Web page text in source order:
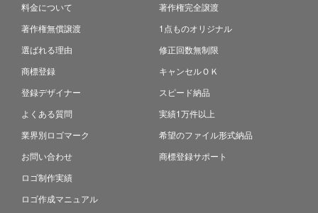
料金について
著作権無償譲渡
選ばれる理由
商標登録
登録デザイナー
よくある質問
業界別ロゴマーク
お問い合わせ
ロゴ制作実績
ロゴ作成マニュアル
著作権完全譲渡
1点ものオリジナル
修正回数無制限
キャンセルＯＫ
スピード納品
実績1万件以上
希望のファイル形式納品
商標登録サポート